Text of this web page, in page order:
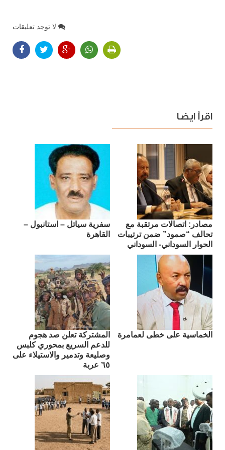
لا توجد تعليقات
اقرأ ايضا
مصادر: اتصالات مرتقبة مع
تحالف “صمود” ضمن ترتيبات
الحوار السوداني- السوداني
سفرية سياتل – استانبول –
القاهرة
الخماسية على خطى لعمامرة
المشتركة تعلن صد هجوم
للدعم السريع بمحوري كلبس
وصليعة وتدمير والاستيلاء على
٦٥ عربة